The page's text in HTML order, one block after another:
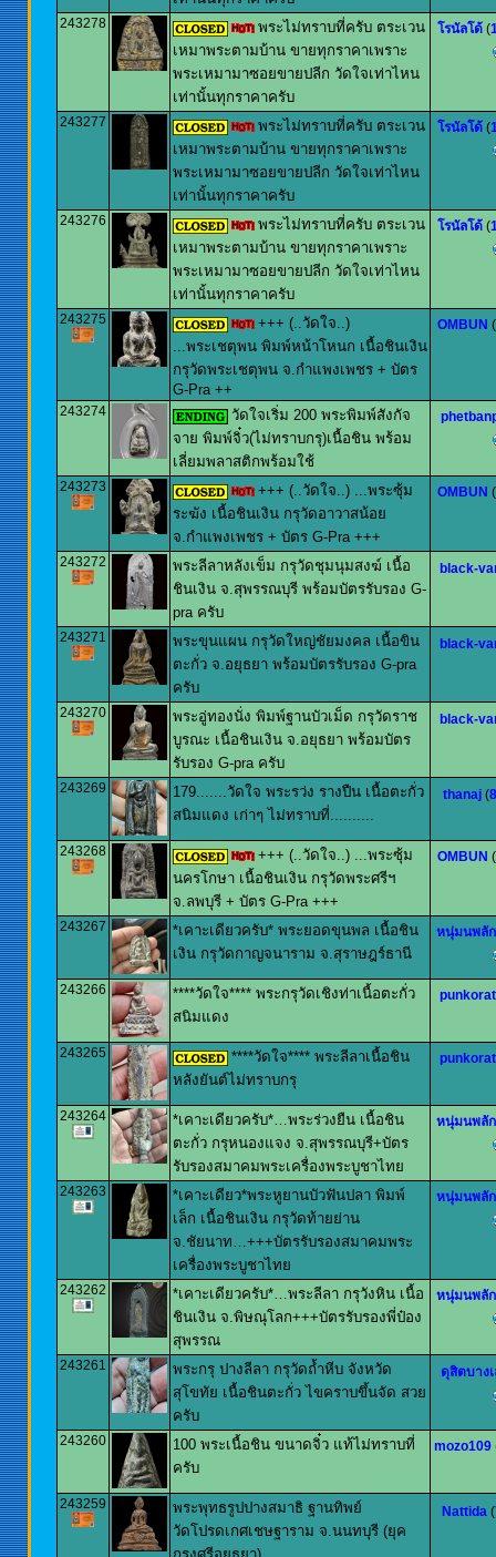
243278
พระไม่ทราบที่ครับ ตระเวน
เหมาพระตามบ้าน ขายทุกราคาเพราะ
พระเหมามาซอยขายปลีก วัดใจเท่าไหน
เท่านั้นทุกราคาครับ
โรนัลโด้ (
243277
พระไม่ทราบที่ครับ ตระเวน
เหมาพระตามบ้าน ขายทุกราคาเพราะ
พระเหมามาซอยขายปลีก วัดใจเท่าไหน
เท่านั้นทุกราคาครับ
โรนัลโด้ (
243276
พระไม่ทราบที่ครับ ตระเวน
เหมาพระตามบ้าน ขายทุกราคาเพราะ
พระเหมามาซอยขายปลีก วัดใจเท่าไหน
เท่านั้นทุกราคาครับ
โรนัลโด้ (
243275
+++ (..วัดใจ..)
...พระเชตุพน พิมพ์หน้าโหนก เนื้อชินเงิน
กรุวัดพระเชตุพน จ.กำแพงเพชร + บัตร
G-Pra ++
OMBUN (
243274
วัดใจเริ่ม 200 พระพิมพ์สังกัจ
จาย พิมพ์จิ๋ว(ไม่ทราบกรุ)เนื้อชิน พร้อม
เลี่ยมพลาสติกพร้อมใช้
243273
+++ (..วัดใจ..) ...พระซุ้ม
ระฆัง เนื้อชินเงิน กรุวัดอาวาสน้อย
จ.กำแพงเพชร + บัตร G-Pra +++
OMBUN (
243272
พระลีลาหลังเข็ม กรุวัดชุมนุมสงฆ์ เนื้อ
ชินเงิน จ.สุพรรณบุรี พร้อมบัตรรับรอง G-
pra ครับ
black-
243271
พระขุนแผน กรุวัดใหญ่ชัยมงคล เนื้อขิน
ตะกั่ว จ.อยุธยา พร้อมบัตรรับรอง G-pra
ครับ
black-
243270
พระอู่ทองนั่ง พิมพ์ฐานบัวเม็ด กรุวัดราช
บูรณะ เนื้อชินเงิน จ.อยุธยา พร้อมบัตร
รับรอง G-pra ครับ
black-
243269
179.......วัดใจ พระรว่ง รางปืน เนื้อตะกั่ว
สนิมแดง เก่าๆ ไม่ทราบที่..........
thanaj (
243268
+++ (..วัดใจ..) ...พระซุ้ม
นครโกษา เนื้อชินเงิน กรุวัดพระศรีฯ
จ.ลพบุรี + บัตร G-Pra +++
OMBUN (
243267
*เคาะเดียวครับ* พระยอดขุนพล เนื้อชิน
เงิน กรุวัดกาญจนาราม จ.สุราษฎร์ธานี
หนุ่มนพลั
243266
****วัดใจ**** พระกรุวัดเชิงท่าเนื้อตะกั่ว
สนิมแดง
punkorat
243265
****วัดใจ**** พระลีลาเนื้อชิน
หลังยันต์ไม่ทราบกรุ
punkorat
243264
*เคาะเดียวครับ*…พระร่วงยืน เนื้อชิน
ตะกั่ว กรุหนองแจง จ.สุพรรณบุรี+บัตร
รับรองสมาคมพระเครื่องพระบูชาไทย
หนุ่มนพลั
243263
*เคาะเดียว*พระหูยานบัวฟันปลา พิมพ์
เล็ก เนื้อชินเงิน กรุวัดท้ายย่าน
จ.ชัยนาท…+++บัตรรับรองสมาคมพระ
เครื่องพระบูชาไทย
หนุ่มนพลั
243262
*เคาะเดียวครับ*…พระลีลา กรุวังหิน เนื้อ
ชินเงิน จ.พิษณุโลก+++บัตรรับรองพี่ป๋อง
สุพรรณ
หนุ่มนพลั
243261
พระกรุ ปางลีลา กรุวัดถ้ำหีบ จังหวัด
สุโขทัย เนื้อชินตะกั่ว ไขคราบขึ้นจัด สวย
ครับ
ดุสิตบาง
243260
100 พระเนื้อชิน ขนาดจิ๋ว แท้ไม่ทราบที่
ครับ
mozo109
243259
พระพุทธรูปปางสมาธิ ฐานทิพย์
วัดโปรดเกศเชษฐาราม จ.นนทบุรี (ยุค
Nattida (